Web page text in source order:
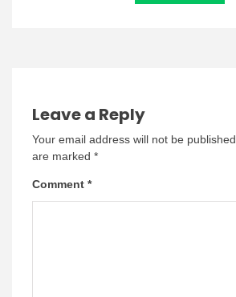
Leave a Reply
Your email address will not be published.
are marked *
Comment *